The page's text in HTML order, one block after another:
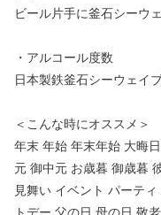
ビール片手に釜石シーウ
・アルコール度数
日本製鉄釜石シーウェイ
＜こんな時にオススメ＞
年末 年始 年末年始 大晦
元 御中元 お歳暮 御歳暮
見舞い イベント パーテ